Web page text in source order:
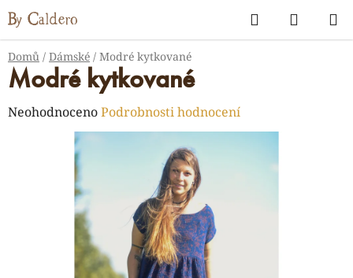
Přejít
na
obsah
Hledat
KOŠÍK
Domů / Dámské / Modré kytkované
Modré kytkované
Průměrné
NeohodnocenoPodrobnosti hodnocení